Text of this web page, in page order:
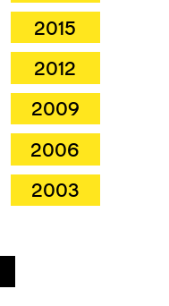
2015
2012
2009
2006
2003